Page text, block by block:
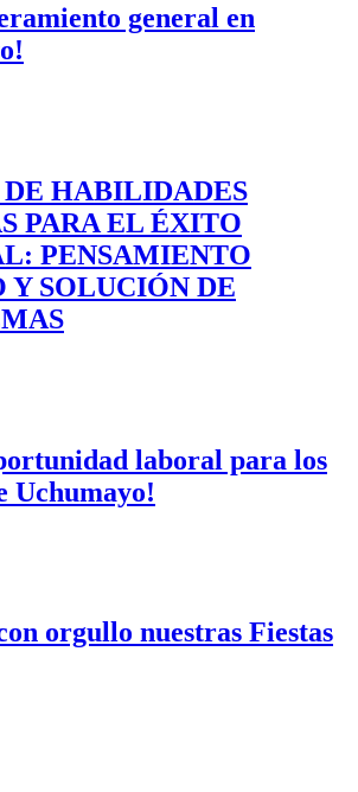
general en
HABILIDADES
PARA EL ÉXITO
PENSAMIENTO
Y SOLUCIÓN DE
laboral para los
Uchumayo!
orgullo nuestras Fiestas